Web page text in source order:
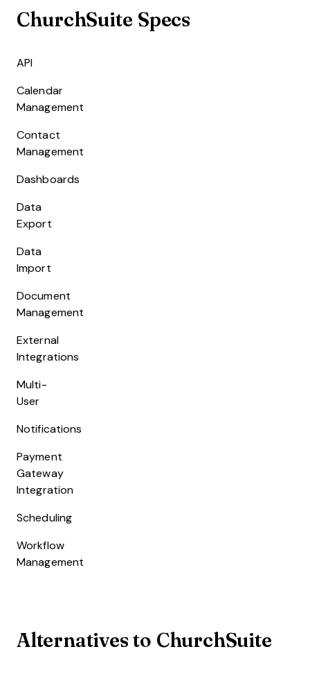
ChurchSuite Specs
API
Calendar
Management
Contact
Management
Dashboards
Data
Export
Data
Import
Document
Management
External
Integrations
Multi-
User
Notifications
Payment
Gateway
Integration
Scheduling
Workflow
Management
Alternatives to ChurchSuite